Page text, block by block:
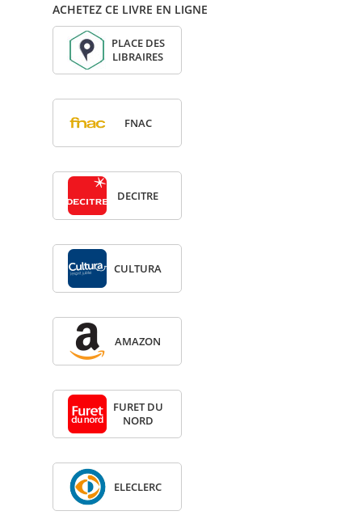
ACHETEZ CE LIVRE EN LIGNE
PLACE DES
LIBRAIRES
FNAC
DECITRE
CULTURA
AMA­ZON
FURET DU
NORD
ELE­CLERC